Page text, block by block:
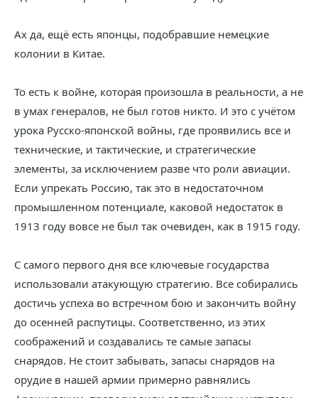
Ах да, ещё есть японцы, подобравшие немецкие
колонии в Китае.
То есть к войне, которая произошла в реальности, а не
в умах генералов, не был готов никто. И это с учётом
урока Русско-японской войны, где проявились все и
технические, и тактические, и стратегические
элементы, за исключением разве что роли авиации.
Если упрекать Россию, так это в недостаточном
промышленном потенциале, каковой недостаток в
1913 году вовсе не был так очевиден, как в 1915 году.
С самого первого дня все ключевые государства
использовали атакующую стратегию. Все собирались
достичь успеха во встречном бою и закончить войну
до осенней распутицы. Соответственно, из этих
соображений и создавались те самые запасы
снарядов. Не стоит забывать, запасы снарядов на
орудие в нашей армии примерно равнялись